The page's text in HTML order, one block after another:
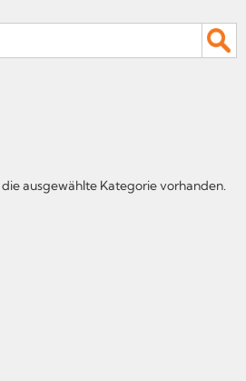
ausgewählte Kategorie vorhanden.